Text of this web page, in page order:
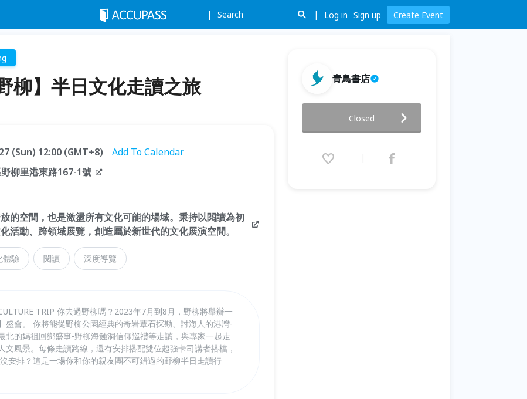
Search Log in Sign up Create Event
柳】半日文化走讀之旅
(Sun) 12:00 (GMT+8)
Add To Calendar
柳里港東路167-1號
的空間，也是激盪所有文化可能的場域。秉持以閱讀為初
活動、跨領域展覽，創造屬於新世代的文化展演空間。
體驗 閱讀 深度導覽
TRIP 你去過野柳嗎？2023年7月到8月，野柳將舉辦一
盛會。 你將能從野柳公園經典的奇岩蕈石探勘、討海人的港灣-
北的媽祖回鄉盛事-野柳海蝕洞信仰巡禮等走讀，與專家一起走
文風景。每條走讀路線，還有安排搭配雙位超強卡司講者搭檔，
安排？這是一場你和你的親友團不可錯過的野柳半日走讀行
青鳥書店
2023.07.30 (Sun) 14:00 - 08.27
Closed